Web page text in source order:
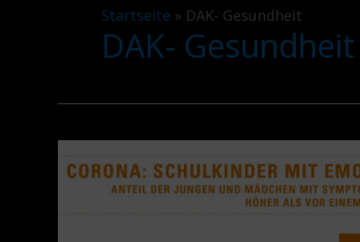
Startseite » DAK- Gesundheit
DAK- Gesundheit
aktuelle
Präventionsradar